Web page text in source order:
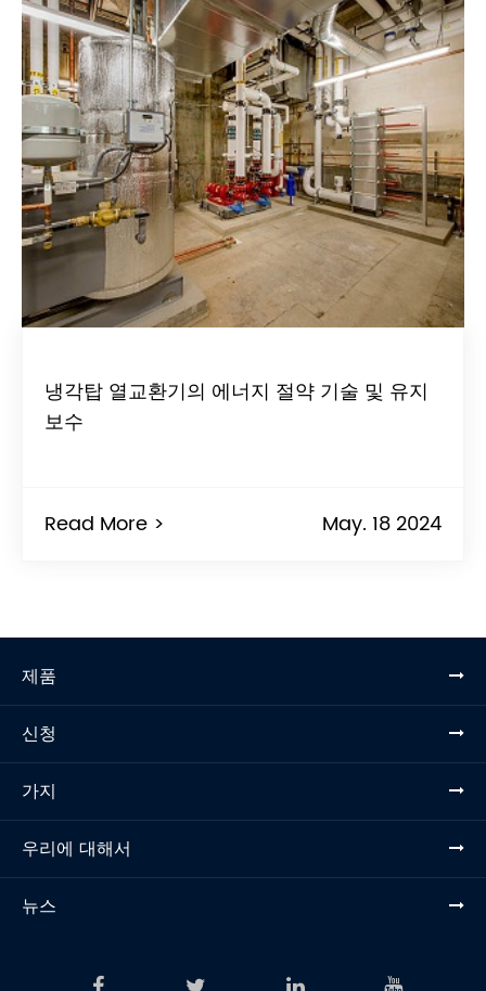
냉각탑 열교환기의 에너지 절약 기술 및 유지
보수
Read More > May. 18 2024
제품
신청
가지
우리에 대해서
뉴스